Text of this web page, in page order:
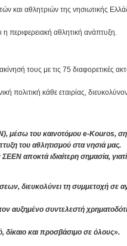
και αθλητριών της νησιωτικής
η περιφερειακή αθλητική ανάπτυξη.
τους με τις 75 διαφορετικές
πολιτική κάθε εταιρίας,
μέσω του καινοτόμου e-Kouros,
του αθλητισμού στα νησιά μας.
αποκτά ιδιαίτερη σημασία, γιατί
διευκολύνει τη συμμετοχή σε
αυξημένο συντελεστή
δίκαιο και προσβάσιμο σε όλους».